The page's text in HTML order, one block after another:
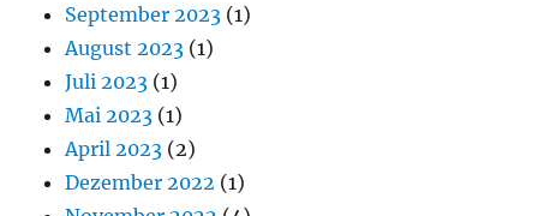
September 2023 (1)
August 2023 (1)
Juli 2023 (1)
Mai 2023 (1)
April 2023 (2)
Dezember 2022 (1)